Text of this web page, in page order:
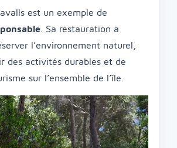
est un exemple de
. Sa restauration a
l’environnement naturel,
des activités durables et de
sur l’ensemble de l’île.